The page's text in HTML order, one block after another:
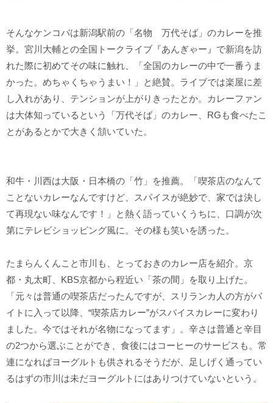
そんなケンコバは新潟駅前の「名物 万代そば」のカレーを推
挙。宮川大輔との全国トークライブ『あんぎゃー』で新潟を訪
れた際に初めてその味に触れ、「全国のカレーの中で一番うま
かった。めちゃくちゃうまい！」と絶賛。ライブでは楽屋に差
し入れがあり、テンションが上がりきったとか。カレーファン
は大体知っているという「万代そば」のカレー、RGも食べたこ
とがあるとかで大きく頷いていた。
和牛・川西は大阪・日本橋の「竹」を推薦。「喫茶店のなんて
ことないカレーなんですけど、スパイスが絶妙で、家では決し
て再現ない味なんです！」と熱く語っていくうちに、口調が次
第にテレビショッピング風に。その様も笑いを誘った。
たまらんくんこと市川も、とっておきのカレー店を紹介。京
都・丸太町、KBS京都から程近い「茶の間」を取り上げた。
「元々は普通の喫茶店だったんですが、スリランカ人の方がバ
イトに入って以降、“喫茶店カレー”がスパイスカレーに変わり
ました。今ではそれが名物になってます」。辛さは普通と辛目
の2つから選ぶことができ、食後にはコーヒーのサービスも。常
連になればヨーグルトも供されるそうだが、足しげく通ってい
るはずの市川は未だヨーグルトにはありつけていないという。